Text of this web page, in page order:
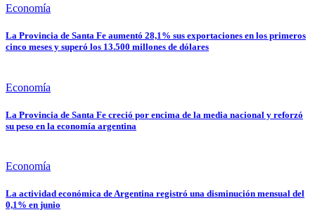
Economía
La Provincia de Santa Fe aumentó 28,1% sus exportaciones en los primeros
cinco meses y superó los 13.500 millones de dólares
Economía
La Provincia de Santa Fe creció por encima de la media nacional y reforzó
su peso en la economía argentina
Economía
La actividad económica de Argentina registró una disminución mensual del
0,1% en junio